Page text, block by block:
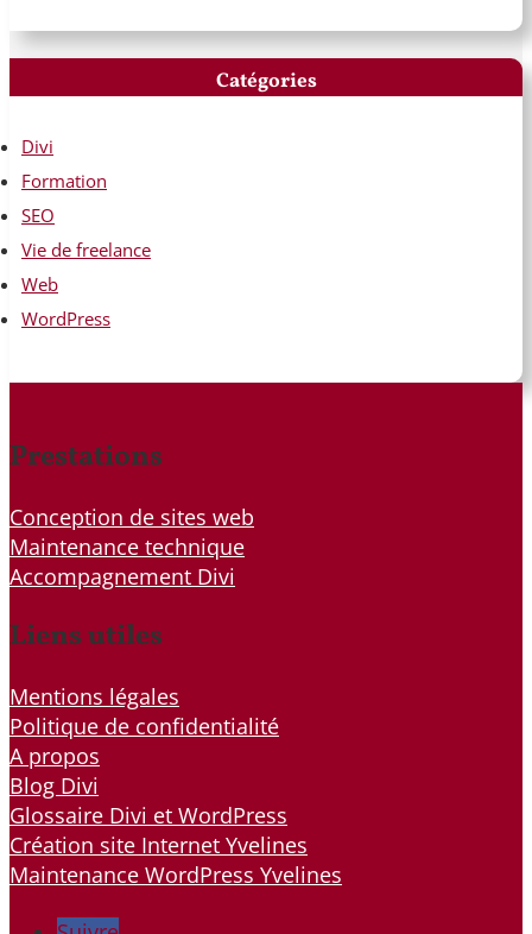
Catégories
Divi
Formation
SEO
Vie de freelance
Web
WordPress
Prestations
Conception de sites web
Maintenance technique
Accompagnement Divi
Liens utiles
Mentions légales
Politique de confidentialité
A propos
Blog Divi
Glossaire Divi et WordPress
Création site Internet Yvelines
Maintenance WordPress Yvelines